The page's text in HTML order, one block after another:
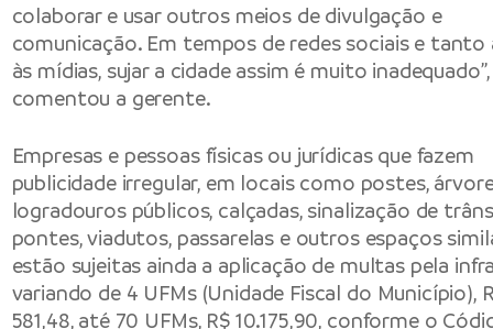
colaborar e usar outros meios de divulgação e
comunicação. Em tempos de redes sociais e tanto
às mídias, sujar a cidade assim é muito inadequado”,
comentou a gerente.
Empresas e pessoas físicas ou jurídicas que fazem
publicidade irregular, em locais como postes,
logradouros públicos, calçadas, sinalização de
pontes, viadutos, passarelas e outros espaços
estão sujeitas ainda a aplicação de multas pela
variando de 4 UFMs (Unidade Fiscal do Município),
581,48, até 70 UFMs, R$ 10.175,90, conforme o